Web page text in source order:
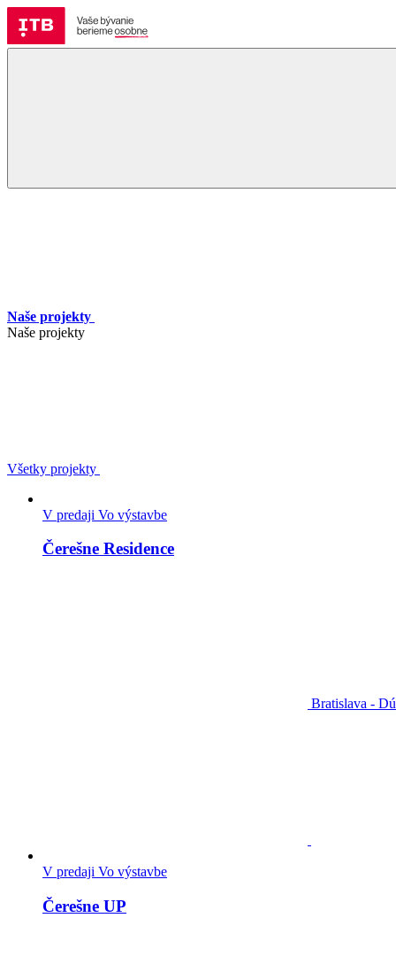
Naše projekty
Naše projekty
Všetky projekty
V predaji Vo výstavbe
Čerešne Residence
Bratislava -
V predaji Vo výstavbe
Čerešne UP